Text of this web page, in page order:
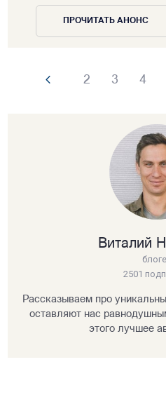
ПРОЧИТАТЬ АНОНС
2 3 4
Виталий
2501
Рассказываем про
оставляют нас
этого лучшее